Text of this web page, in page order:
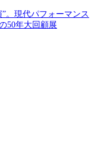
。現代パフォーマンス
50年大回顧展